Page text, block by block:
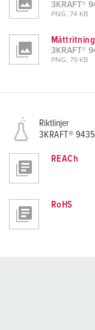
3KRAFT®
PNG, 74 KB
3KRAFT®
PNG, 79 KB
Riktlinjer
3KRAFT®
REACh
RoHS